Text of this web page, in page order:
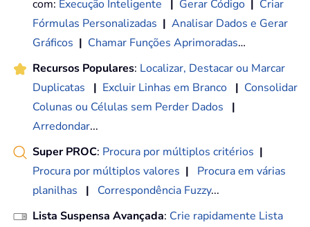
com: Execução Inteligente | Gerar Código | Criar
Fórmulas Personalizadas | Analisar Dados e Gerar
Gráficos | Chamar Funções Aprimoradas…
Recursos Populares: Localizar, Destacar ou Marcar
Duplicatas
| Excluir Linhas em Branco | Consolidar
Colunas ou Células sem Perder Dados
|
Arredondar...
Super PROC: Procura por múltiplos critérios |
Procura por múltiplos valores |
Procura em várias
planilhas
| Correspondência Fuzzy...
Lista Suspensa Avançada: Crie rapidamente Lista